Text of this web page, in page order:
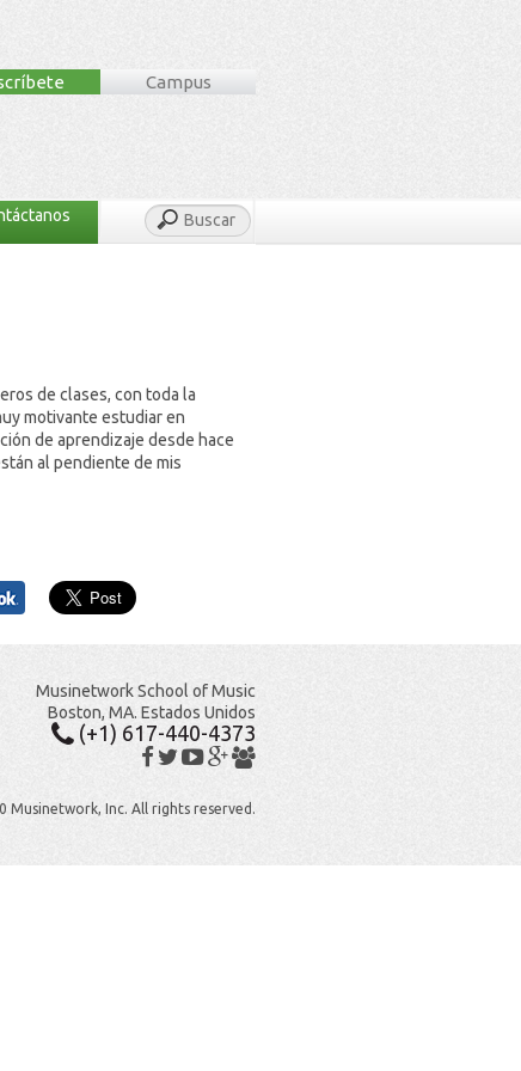
Campus
Buscar
de clases, con toda la
motivante estudiar en
de aprendizaje desde hace
al pendiente de mis
Musinetwork School of Music
Boston, MA. Estados Unidos
(+1) 617-440-4373
Musinetwork, Inc. All rights reserved.